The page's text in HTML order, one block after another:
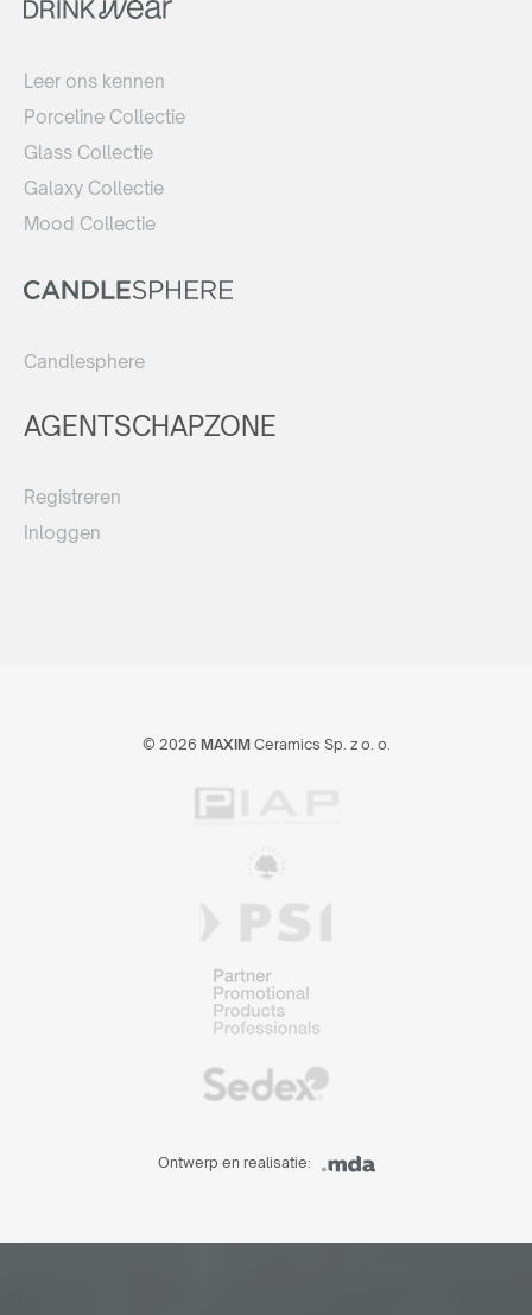
Leer ons kennen
Porceline Collectie
Glass Collectie
Galaxy Collectie
Mood Collectie
Candlesphere
AGENTSCHAPZONE
Registreren
Inloggen
© 2026 MAXIMCeramics Sp. z o. o.
Ontwerp en realisatie: